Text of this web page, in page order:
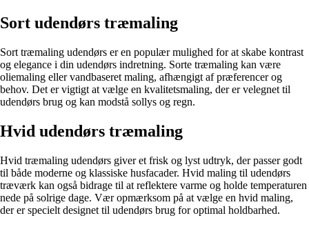
Sort udendørs træmaling
Sort træmaling udendørs er en populær mulighed for at skabe kontrast
og elegance i din udendørs indretning. Sorte træmaling kan være
oliemaling eller vandbaseret maling, afhængigt af præferencer og
behov. Det er vigtigt at vælge en kvalitetsmaling, der er velegnet til
udendørs brug og kan modstå sollys og regn.
Hvid udendørs træmaling
Hvid træmaling udendørs giver et frisk og lyst udtryk, der passer godt
til både moderne og klassiske husfacader. Hvid maling til udendørs
træværk kan også bidrage til at reflektere varme og holde temperaturen
nede på solrige dage. Vær opmærksom på at vælge en hvid maling,
der er specielt designet til udendørs brug for optimal holdbarhed.